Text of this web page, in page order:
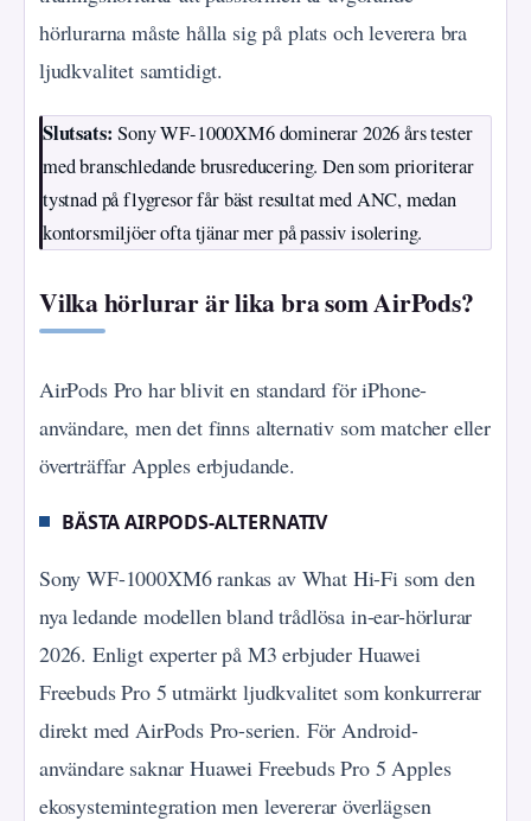
hörlurarna måste hålla sig på plats och leverera bra
ljudkvalitet samtidigt.
Slutsats: Sony WF-1000XM6 dominerar 2026 års tester
med branschledande brusreducering. Den som prioriterar
tystnad på flygresor får bäst resultat med ANC, medan
kontorsmiljöer ofta tjänar mer på passiv isolering.
Vilka hörlurar är lika bra som AirPods?
AirPods Pro har blivit en standard för iPhone-
användare, men det finns alternativ som matcher eller
överträffar Apples erbjudande.
BÄSTA AIRPODS-ALTERNATIV
Sony WF-1000XM6 rankas av What Hi-Fi som den
nya ledande modellen bland trådlösa in-ear-hörlurar
2026. Enligt experter på M3 erbjuder Huawei
Freebuds Pro 5 utmärkt ljudkvalitet som konkurrerar
direkt med AirPods Pro-serien. För Android-
användare saknar Huawei Freebuds Pro 5 Apples
ekosystemintegration men levererar överlägsen